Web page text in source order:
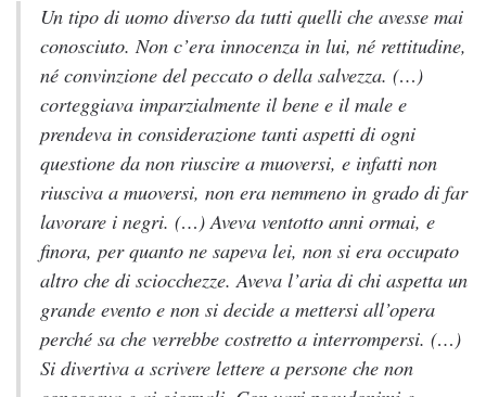
Un tipo di uomo diverso da tutti quelli che avesse mai
conosciuto. Non c’era innocenza in lui, né rettitudine,
né convinzione del peccato o della salvezza. (…)
corteggiava imparzialmente il bene e il male e
prendeva in considerazione tanti aspetti di ogni
questione da non riuscire a muoversi, e infatti non
riusciva a muoversi, non era nemmeno in grado di far
lavorare i negri. (…) Aveva ventotto anni ormai, e
finora, per quanto ne sapeva lei, non si era occupato
altro che di sciocchezze. Aveva l’aria di chi aspetta un
grande evento e non si decide a mettersi all’opera
perché sa che verrebbe costretto a interrompersi. (…)
Si divertiva a scrivere lettere a persone che non